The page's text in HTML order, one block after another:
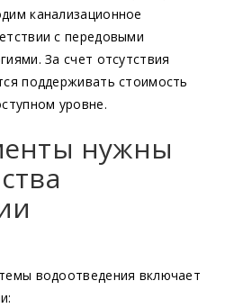
канализационное
с передовыми
За счет отсутствия
поддерживать стоимость
уровне.
нужны
водоотведения включает